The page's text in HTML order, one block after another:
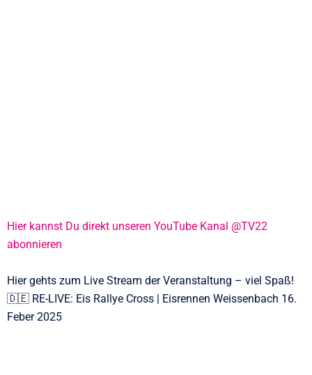
Hier kannst Du direkt unseren YouTube Kanal @TV22
abonnieren
Hier gehts zum Live Stream der Veranstaltung – viel Spaß!
🇩🇪 RE-LIVE: Eis Rallye Cross | Eisrennen Weissenbach 16.
Feber 2025